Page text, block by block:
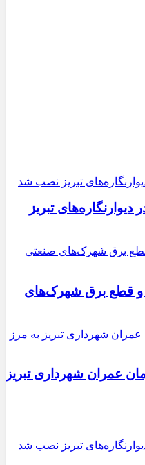
تبریز
و قطع برق شهرک‌های
عمران شهرداری تبریز